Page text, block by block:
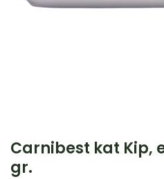
Carnibest kat Kip,
gr.